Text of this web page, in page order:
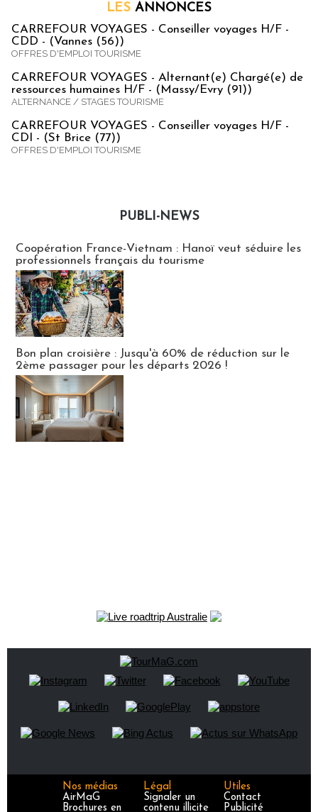
LES ANNONCES
CARREFOUR VOYAGES - Conseiller voyages H/F -
CDD - (Vannes (56))
OFFRES D'EMPLOI TOURISME
CARREFOUR VOYAGES - Alternant(e) Chargé(e) de
ressources humaines H/F - (Massy/Evry (91))
ALTERNANCE / STAGES TOURISME
CARREFOUR VOYAGES - Conseiller voyages H/F -
CDI - (St Brice (77))
OFFRES D'EMPLOI TOURISME
PUBLI-NEWS
Coopération France-Vietnam : Hanoï veut séduire les
professionnels français du tourisme
Bon plan croisière : Jusqu'à 60% de réduction sur le
2ème passager pour les départs 2026 !
Nos médias
AirMaG
Brochures en
Légal
Signaler un
contenu illicite
Utiles
Contact
Publicité